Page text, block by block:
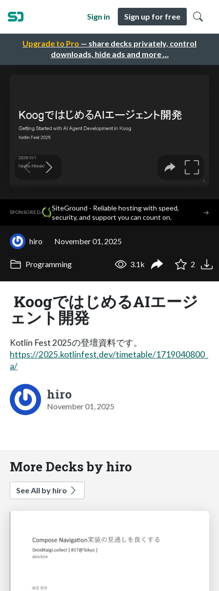
Upgrade to Pro — share decks privately, control
downloads, hide ads and more …
Sign in Sign up for free
SPONSORED·
SiteGround - Reliable hosting with speed,
security, and support you can count on.
→
hiro November 01, 2025
Programming 3.1k 2
KoogではじめるAIエージ
ェント開発
Kotlin Fest 2025の登壇資料です。
https://2025.kotlinfest.dev/timetable/1719040800_
a/
hiro
November 01, 2025
More Decks by hiro
See All by hiro